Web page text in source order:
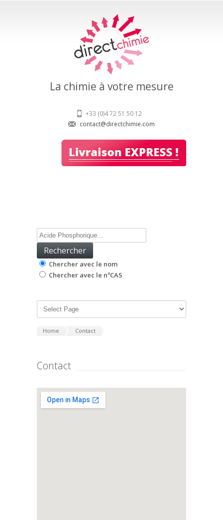
La chimie à votre mesure
+33 (0)4 72 51 50 12
contact@directchimie.com
Chercher avec le nom
Chercher avec le nºCAS
Home Contact
Contact